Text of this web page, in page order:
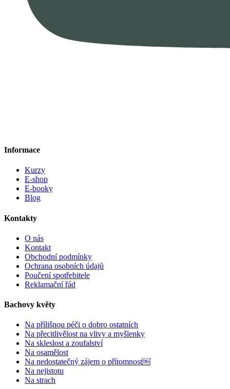
Informace
Kurzy
E-shop
E-booky
Blog
Kontakty
O nás
Kontakt
Obchodní podmínky
Ochrana osobních údajů
Poučení spotřebitele
Reklamační řád
Bachovy květy
Na přílišnou péči o dobro ostatních
Na přecitlivělost na vlivy a myšlenky
Na skleslost a zoufalství
Na osamělost
Na nedostatečný zájem o přítomnost￼
Na nejistotu
Na strach